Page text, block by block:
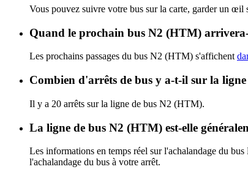
Vous pouvez suivre votre bus sur la carte, garder un
Quand le prochain bus N2 (HTM)
Les prochains passages du bus N2 (HTM) s'affichent
Combien d'arrêts de bus y a-t-il sur la
Il y a 20 arrêts sur la ligne de bus N2 (HTM).
La ligne de bus N2 (HTM) est-elle
Les informations en temps réel sur l'achalandage du
l'achalandage du bus à votre arrêt.